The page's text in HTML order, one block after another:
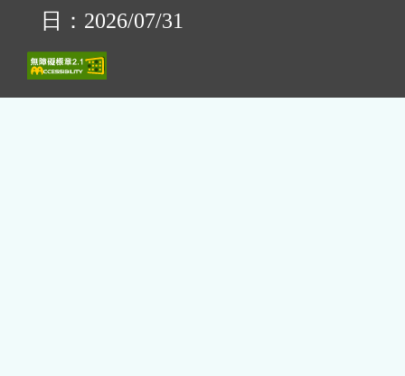
日：2026/07/31